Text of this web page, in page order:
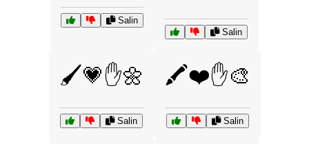
Salin
Salin
🖌️💗✋🌼
Salin
🖍️❤️✋🎨
Salin